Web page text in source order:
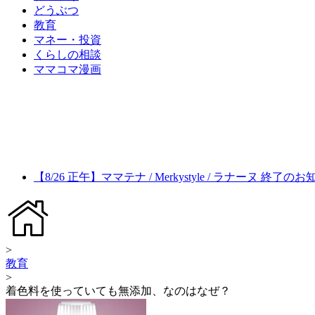
どうぶつ
教育
マネー・投資
くらしの相談
ママコマ漫画
【8/26 正午】ママテナ / Merkystyle / ラナーヌ 終了のお
>
教育
>
着色料を使っていても無添加、なのはなぜ？